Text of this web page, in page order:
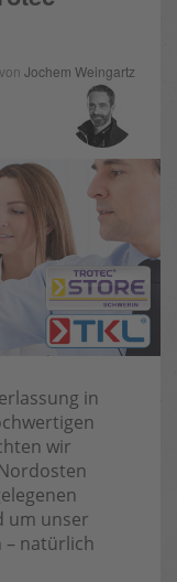
von Jochem Weingartz
in
wir
um unser
– natürlich